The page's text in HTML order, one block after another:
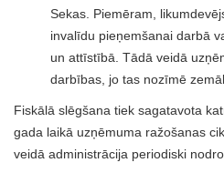
Sekas. Piemēram,
invalīdu pieņemšanai darbā
un attīstībā. Tādā veidā
darbības, jo tas nozīmē
Fiskālā slēgšana tiek sagatavota
gada laikā uzņēmuma ražošanas
veidā administrācija periodiski